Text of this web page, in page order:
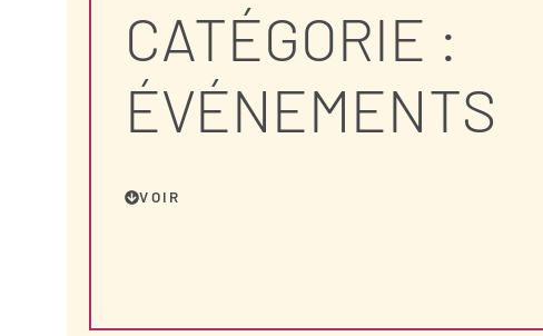
CATÉGORIE :
ÉVÉNEMENTS
VOIR